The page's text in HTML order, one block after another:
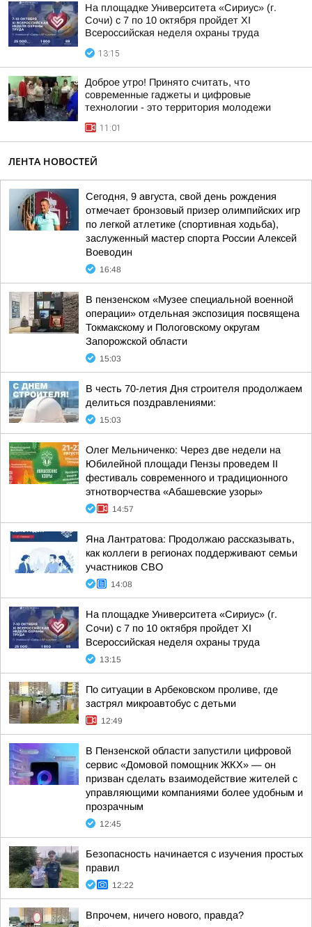
На площадке Университета «Сириус» (г.
Сочи) с 7 по 10 октября пройдет XI
Всероссийская неделя охраны труда
13:15
Доброе утро! Принято считать, что
современные гаджеты и цифровые
технологии - это территория молодежи
11:01
ЛЕНТА НОВОСТЕЙ
Сегодня, 9 августа, свой день рождения
отмечает бронзовый призер олимпийских игр
по легкой атлетике (спортивная ходьба),
заслуженный мастер спорта России Алексей
Воеводин
16:48
В пензенском «Музее специальной военной
операции» отдельная экспозиция посвящена
Токмакскому и Пологовскому округам
Запорожской области
15:03
В честь 70-летия Дня строителя продолжаем
делиться поздравлениями:
15:03
Олег Мельниченко: Через две недели на
Юбилейной площади Пензы проведем II
фестиваль современного и традиционного
этнотворчества «Абашевские узоры»
14:57
Яна Лантратова: Продолжаю рассказывать,
как коллеги в регионах поддерживают семьи
участников СВО
14:08
На площадке Университета «Сириус» (г.
Сочи) с 7 по 10 октября пройдет XI
Всероссийская неделя охраны труда
13:15
По ситуации в Арбековском проливе, где
застрял микроавтобус с детьми
12:49
В Пензенской области запустили цифровой
сервис «Домовой помощник ЖКХ» — он
призван сделать взаимодействие жителей с
управляющими компаниями более удобным и
прозрачным
12:45
Безопасность начинается с изучения простых
правил
12:22
Впрочем, ничего нового, правда?